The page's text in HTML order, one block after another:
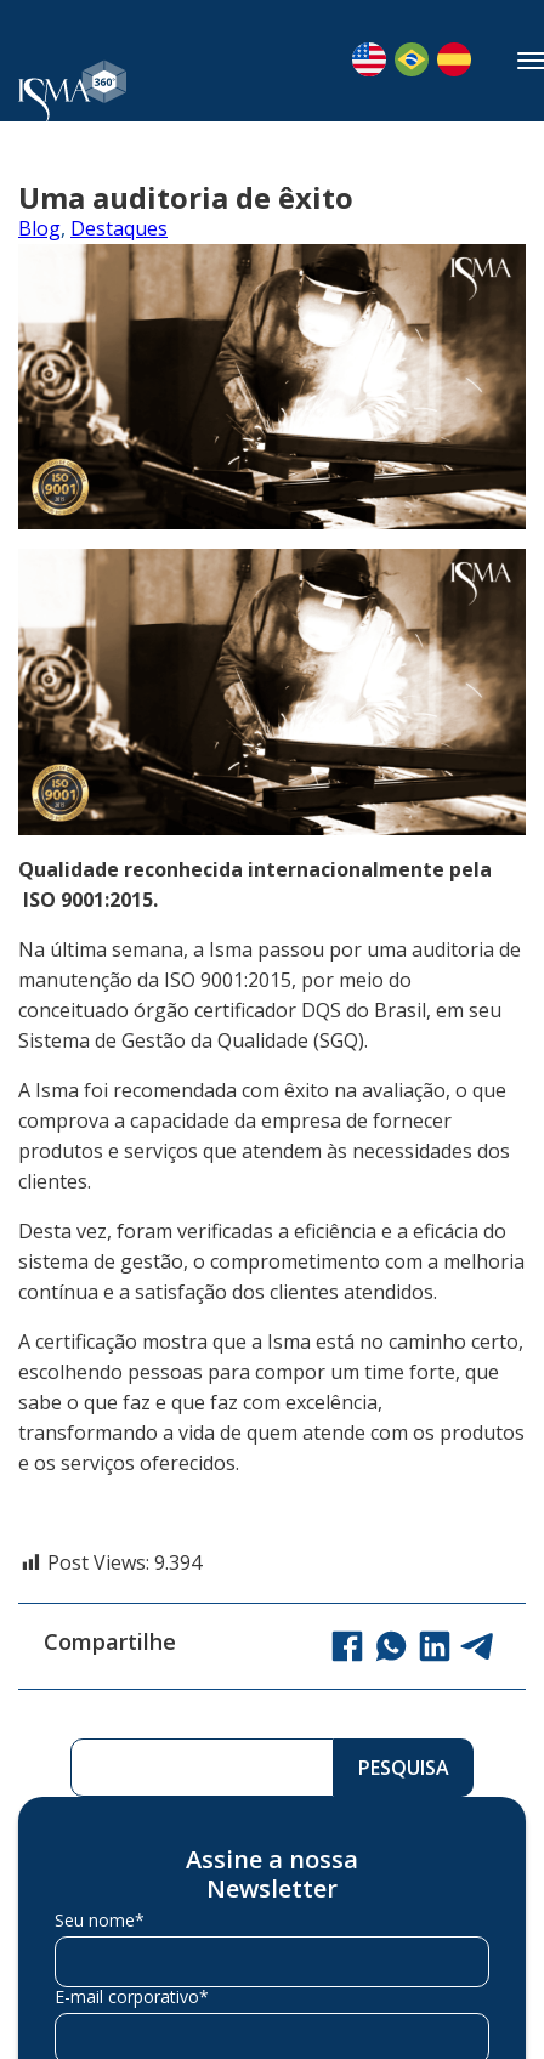
Uma auditoria de êxito
Blog, Destaques
Qualidade reconhecida internacionalmente pela
ISO 9001:2015.
Na última semana, a Isma passou por uma auditoria de
manutenção da ISO 9001:2015, por meio do
conceituado órgão certificador DQS do Brasil, em seu
Sistema de Gestão da Qualidade (SGQ).
A Isma foi recomendada com êxito na avaliação, o que
comprova a capacidade da empresa de fornecer
produtos e serviços que atendem às necessidades dos
clientes.
Desta vez, foram verificadas a eficiência e a eficácia do
sistema de gestão, o comprometimento com a melhoria
contínua e a satisfação dos clientes atendidos.
A certificação mostra que a Isma está no caminho certo,
escolhendo pessoas para compor um time forte, que
sabe o que faz e que faz com excelência,
transformando a vida de quem atende com os produtos
e os serviços oferecidos.
Post Views: 9.394
Compartilhe
Pesquisar ...
PESQUISA
Assine a nossa
Newsletter
Seu nome*
E-mail corporativo*